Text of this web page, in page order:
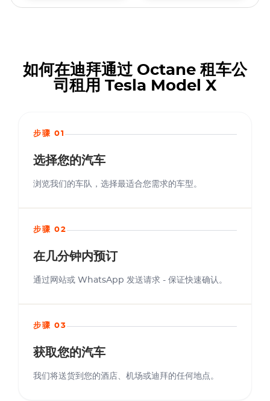
如何在迪拜通过 Octane 租车公
司租用 Tesla Model X
步骤 01
选择您的汽车
浏览我们的车队，选择最适合您需求的车型。
步骤 02
在几分钟内预订
通过网站或 WhatsApp 发送请求 - 保证快速确认。
步骤 03
获取您的汽车
我们将送货到您的酒店、机场或迪拜的任何地点。